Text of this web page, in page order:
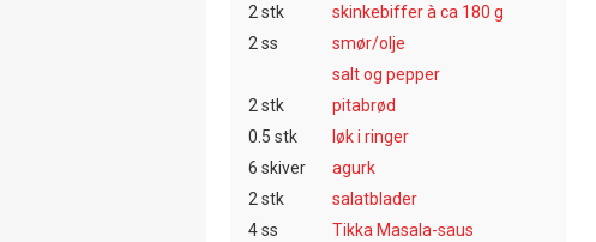
2 stk
skinkebiffer à ca 180 g
2 ss
smør/olje
salt og pepper
2 stk
pitabrød
0.5 stk
løk i ringer
6 skiver
agurk
2 stk
salatblader
4 ss
Tikka Masala-saus